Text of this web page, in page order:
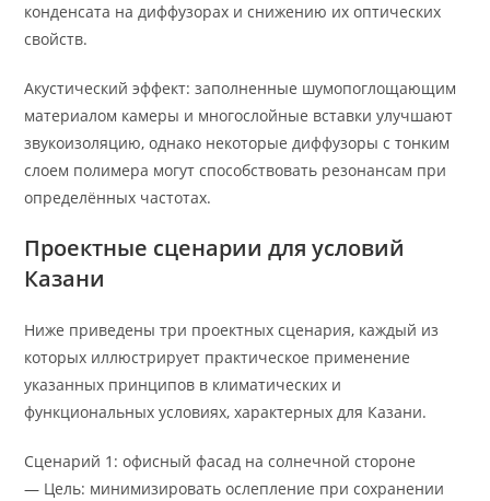
конденсата на диффузорах и снижению их оптических
свойств.
Акустический эффект: заполненные шумопоглощающим
материалом камеры и многослойные вставки улучшают
звукоизоляцию, однако некоторые диффузоры с тонким
слоем полимера могут способствовать резонансам при
определённых частотах.
Проектные сценарии для условий
Казани
Ниже приведены три проектных сценария, каждый из
которых иллюстрирует практическое применение
указанных принципов в климатических и
функциональных условиях, характерных для Казани.
Сценарий 1: офисный фасад на солнечной стороне
— Цель: минимизировать ослепление при сохранении